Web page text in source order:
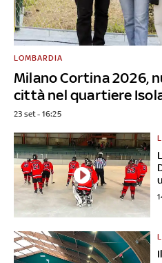
Milano Cortina 2026,
città nel quartiere
LOMBARDIA
23 set - 16:25